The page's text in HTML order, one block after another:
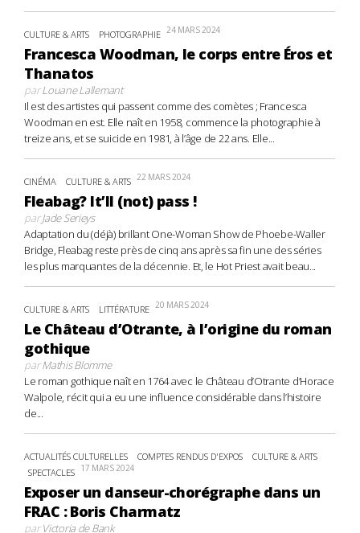
CULTURE & ARTS PHOTOGRAPHIE 24 MARS 2024
Francesca Woodman, le corps entre Éros et
Thanatos
parLouane Lallemant
Il est des artistes qui passent comme des comètes ; Francesca
Woodman en est. Elle naît en 1958, commence la photographie à
treize ans, et se suicide en 1981, à l’âge de 22 ans. Elle...
CINÉMA CULTURE & ARTS 22 MARS 2024
Fleabag? It’ll (not) pass !
parJade Serieys
Adaptation du (déjà) brillant One-Woman Show de Phoebe-Waller
Bridge, Fleabag reste près de cinq ans après sa fin une des séries
les plus marquantes de la décennie. Et, le Hot Priest avait beau...
CULTURE & ARTS LITTÉRATURE 20 MARS 2024
Le Château d’Otrante, à l’origine du roman
gothique
parMathis Blomme
Le roman gothique naît en 1764 avec le Château d’Otrante d’Horace
Walpole, récit qui a eu une influence considérable dans l’histoire
de...
ACTUALITÉS CULTURELLES COMPTES RENDUS D'EXPOS
CULTURE & ARTS
SPECTACLES 17 MARS 2024
Exposer un danseur-chorégraphe dans un
FRAC : Boris Charmatz
parVictoria de Bank